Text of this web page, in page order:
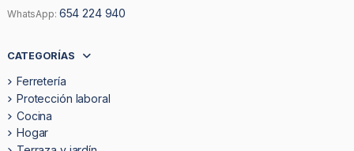
WhatsApp: 654 224 940
CATEGORÍAS
Ferretería
Protección laboral
Cocina
Hogar